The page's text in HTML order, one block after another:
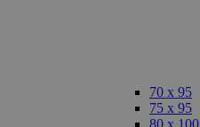
70 x 95
75 x 95